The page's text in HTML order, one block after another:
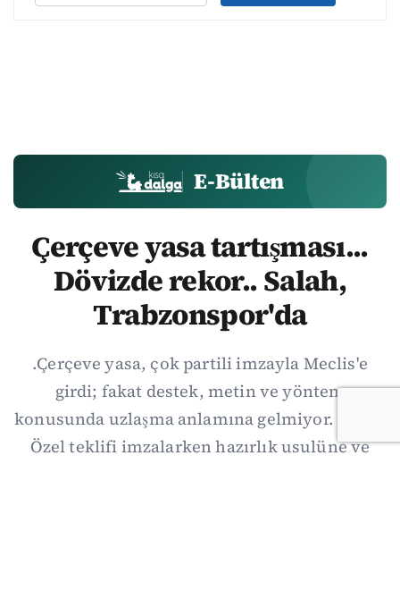
E-Bülten
Çerçeve yasa tartışması...
Dövizde rekor.. Salah,
Trabzonspor'da
.Çerçeve yasa, çok partili imzayla Meclis'e
girdi; fakat destek, metin ve yöntem
konusunda uzlaşma anlamına gelmiyor. Özgür
Özel teklifi imzalarken hazırlık usulüne ve